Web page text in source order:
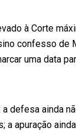
à Corte
confesso de
uma data
defesa ainda
a apuração